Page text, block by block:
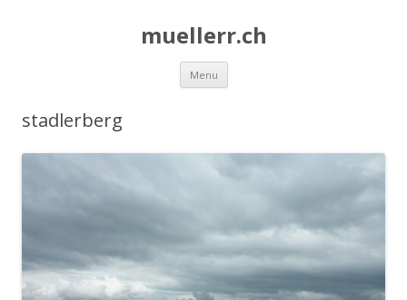
muellerr.ch
Menu Skip
content
stadlerberg